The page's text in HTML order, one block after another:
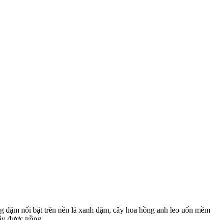
nổi bật trên nền lá xanh đậm, cây hoa hồng anh leo uốn mềm